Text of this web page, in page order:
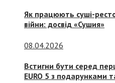
Як працюють суші-
війни: досвід «Сушия»
08.04.2026
Встигни бути серед
EURO 5 з подарунками